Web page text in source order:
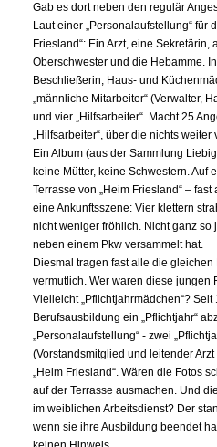
Gab es dort neben den regulär
Laut einer „Personalaufstellung“ für
Friesland“: Ein Arzt, eine
Oberschwester und die Hebamme.
Beschließerin, Haus- und
„männliche Mitarbeiter“ (Verwalter,
und vier „Hilfsarbeiter“. Macht 25
„Hilfsarbeiter“, über die nichts weiter
Ein Album (aus der Sammlung
keine Mütter, keine Schwestern.
Terrasse von „Heim Friesland“ –
eine Ankunftsszene: Vier klettern
nicht weniger fröhlich. Nicht ganz
neben einem Pkw versammelt hat.
Diesmal tragen fast alle die
vermutlich. Wer waren diese jungen
Vielleicht „Pflichtjahrmädchen“?
Berufsausbildung ein „Pflichtjahr“
„Personalaufstellung“ - zwei
(Vorstandsmitglied und leitender
„Heim Friesland“. Wären die Fotos
auf der Terrasse ausmachen. Und
im weiblichen Arbeitsdienst? Der
wenn sie ihre Ausbildung beendet